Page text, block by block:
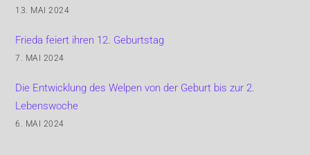
13. MAI 2024
Frieda feiert ihren 12. Geburtstag
7. MAI 2024
Die Entwicklung des Welpen von der Geburt bis zur 2.
Lebenswoche
6. MAI 2024